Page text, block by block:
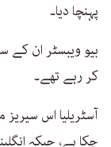
پہنچا دیا۔
کر رہے تھے۔
چکا ہے، جبکہ